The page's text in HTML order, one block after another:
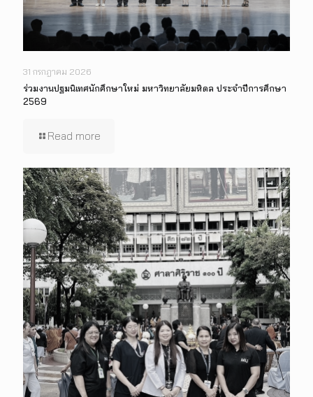
31 กรกฎาคม 2026
ร่วมงานปฐมนิเทศนักศึกษาใหม่ มหาวิทยาลัยมหิดล ประจำปีการศึกษา
2569
Read more